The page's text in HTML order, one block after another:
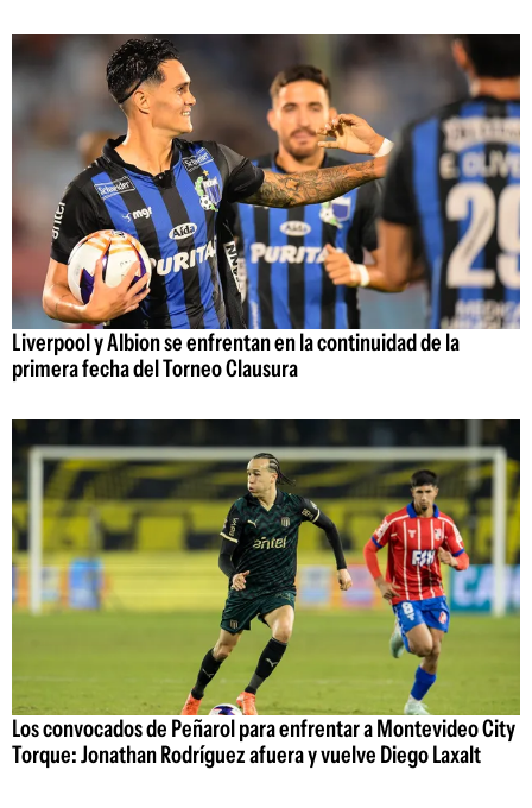
Liverpool y Albion se enfrentan en la continuidad de la
primera fecha del Torneo Clausura
Los convocados de Peñarol para enfrentar a Montevideo City
Torque: Jonathan Rodríguez afuera y vuelve Diego Laxalt